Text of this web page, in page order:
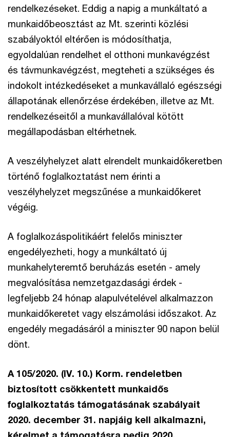
rendelkezéseket. Eddig a napig a munkáltató a
munkaidőbeosztást az Mt. szerinti közlési
szabályoktól eltérően is módosíthatja,
egyoldalúan rendelhet el otthoni munkavégzést
és távmunkavégzést, megteheti a szükséges és
indokolt intézkedéseket a munkavállaló egészségi
állapotának ellenőrzése érdekében, illetve az Mt.
rendelkezéseitől a munkavállalóval kötött
megállapodásban eltérhetnek.
A veszélyhelyzet alatt elrendelt munkaidőkeretben
történő foglalkoztatást nem érinti a
veszélyhelyzet megszűnése a munkaidőkeret
végéig.
A foglalkozáspolitikáért felelős miniszter
engedélyezheti, hogy a munkáltató új
munkahelyteremtő beruházás esetén - amely
megvalósítása nemzetgazdasági érdek -
legfeljebb 24 hónap alapulvételével alkalmazzon
munkaidőkeretet vagy elszámolási időszakot. Az
engedély megadásáról a miniszter 90 napon belül
dönt.
A 105/2020. (IV. 10.) Korm. rendeletben
biztosított csökkentett munkaidős
foglalkoztatás támogatásának szabályait
2020. december 31. napjáig kell alkalmazni,